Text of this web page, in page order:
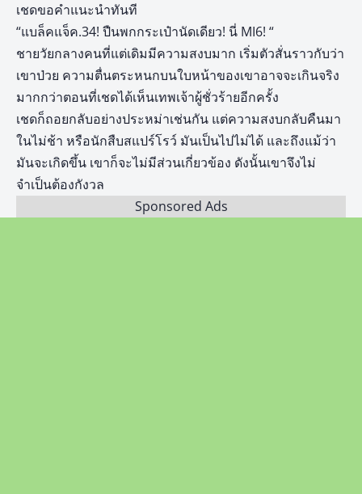
เชดขอคำแนะนำทันที
“แบล็คแจ็ค.34! ปืนพกกระเป๋านัดเดียว! นี่ MI6! “
ชายวัยกลางคนที่แต่เดิมมีความสงบมาก เริ่มตัวสั่นราวกับว่า
เขาป่วย ความตื่นตระหนกบนใบหน้าของเขาอาจจะเกินจริง
มากกว่าตอนที่เชดได้เห็นเทพเจ้าผู้ชั่วร้ายอีกครั้ง
เชดก็ถอยกลับอย่างประหม่าเช่นกัน แต่ความสงบกลับคืนมา
ในไม่ช้า หรือนักสืบสแปร์โรว์ มันเป็นไปไม่ได้ และถึงแม้ว่า
มันจะเกิดขึ้น เขาก็จะไม่มีส่วนเกี่ยวข้อง ดังนั้นเขาจึงไม่
จำเป็นต้องกังวล
Sponsored Ads